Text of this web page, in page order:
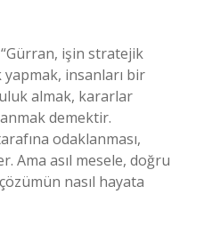
işin stratejik
yapmak, insanları bir
almak, kararlar
demektir.
odaklanması,
Ama asıl mesele, doğru
nasıl hayata